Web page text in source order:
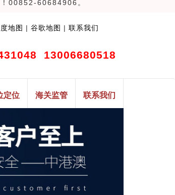
！00852-60684906。
地图 | 谷歌地图 | 联系我们
13006680518
定位 海关监管 联系我们